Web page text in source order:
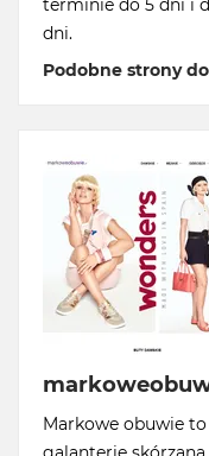
terminie do 5 dni i
dni.
Podobne strony
Markowe obuwie